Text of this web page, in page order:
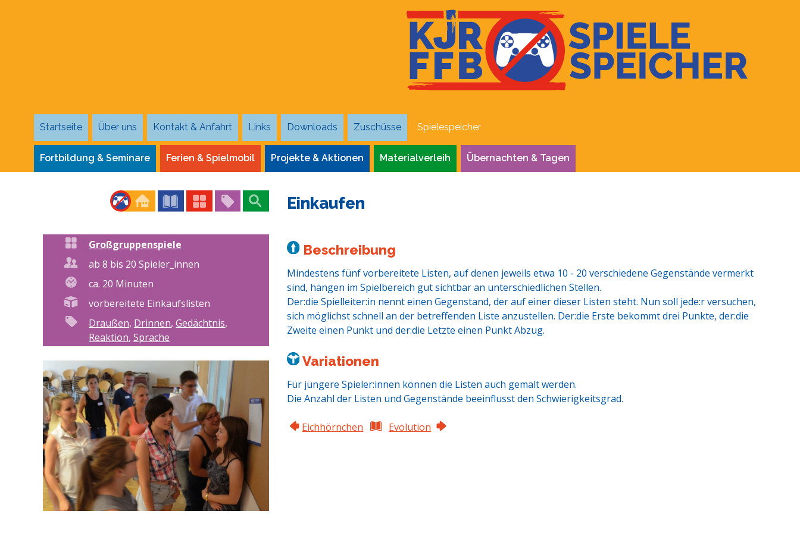
Startseite Über uns Kontakt & Anfahrt Links Downloads Zuschüsse Spielespeicher
Fortbildung & Seminare Ferien & Spielmobil Projekte & Aktionen Materialverleih Übernachten & Tagen
Einkaufen
Großgruppenspiele
ab 8 bis 20 Spieler_innen
ca. 20 Minuten
vorbereitete Einkaufslisten
Draußen, Drinnen, Gedächtnis,
Reaktion, Sprache
Beschreibung
Mindestens fünf vorbereitete Listen, auf denen jeweils etwa 10 - 20 verschiedene Gegenstände vermerkt
sind, hängen im Spielbereich gut sichtbar an unterschiedlichen Stellen.
Der:die Spielleiter:in nennt einen Gegenstand, der auf einer dieser Listen steht. Nun soll jede:r versuchen,
sich möglichst schnell an der betreffenden Liste anzustellen. Der:die Erste bekommt drei Punkte, der:die
Zweite einen Punkt und der:die Letzte einen Punkt Abzug.
Variationen
Für jüngere Spieler:innen können die Listen auch gemalt werden.
Die Anzahl der Listen und Gegenstände beeinflusst den Schwierigkeitsgrad.
Eichhörnchen Evolution